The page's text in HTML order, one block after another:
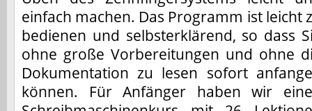
einfach machen. Das Programm ist leicht
bedienen und selbsterklärend, so dass
ohne große Vorbereitungen und ohne
Dokumentation zu lesen sofort
können. Für Anfänger haben wir